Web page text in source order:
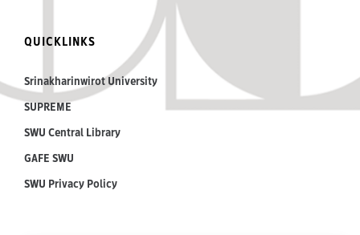
QUICKLINKS
Srinakharinwirot University
SUPREME
SWU Central Library
GAFE SWU
SWU Privacy Policy